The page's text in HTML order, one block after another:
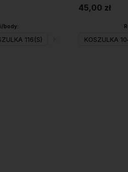
KOSZULKA 152(XL)
body:
116(S) KOSZULKA 128(M)
45,00 zł
KOSZULKA